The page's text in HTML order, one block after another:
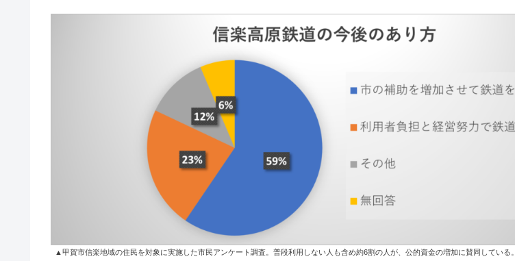
▲甲賀市信楽地域の住民を対象に実施した市民アンケート調査。普段利用しない人も含め約6割の人が、公的資金の増加に賛同している。